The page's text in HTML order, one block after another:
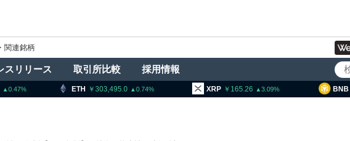
関連銘柄
スリリース 取引所比較 採用情報
ETH 303,495.0 0.74 XRP 3.09 BNB 95,380.0 2.13